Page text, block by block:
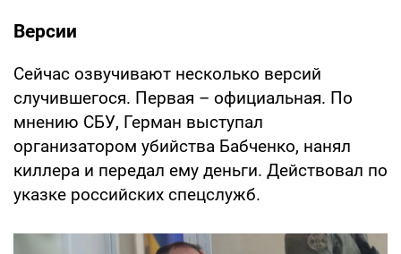
Версии
Сейчас озвучивают несколько версий
случившегося. Первая – официальная. По
мнению СБУ, Герман выступал
организатором убийства Бабченко, нанял
киллера и передал ему деньги. Действовал по
указке российских спецслужб.